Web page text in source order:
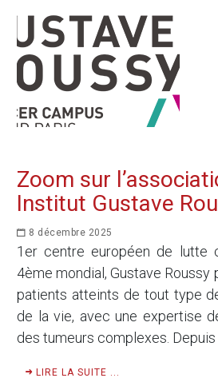
Zoom sur
Institut Gustave
8 décembre 2025
1er centre européen de lutte
4ème mondial, Gustave Roussy
patients atteints de tout type
de la vie, avec une expertise
des tumeurs complexes.
LIRE LA SUITE ...